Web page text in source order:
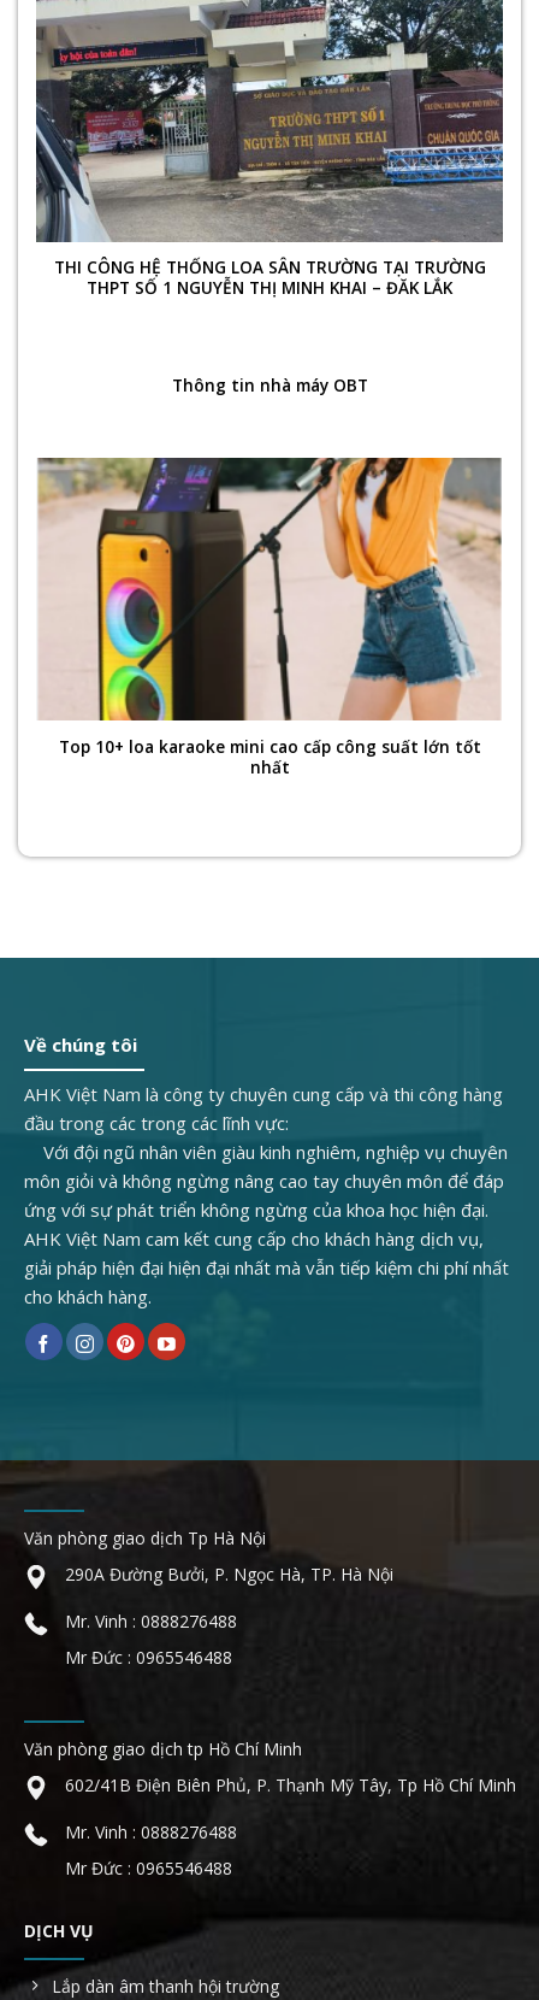
THI CÔNG HỆ THỐNG LOA SÂN TRƯỜNG TẠI TRƯỜNG
THPT SỐ 1 NGUYỄN THỊ MINH KHAI – ĐĂK LẮK
Thông tin nhà máy OBT
Top 10+ loa karaoke mini cao cấp công suất lớn tốt
nhất
Về chúng tôi
AHK Việt Nam là công ty chuyên cung cấp và thi công hàng
đầu trong các trong các lĩnh vực:
Với đội ngũ nhân viên giàu kinh nghiêm, nghiệp vụ chuyên
môn giỏi và không ngừng nâng cao tay chuyên môn để đáp
ứng với sự phát triển không ngừng của khoa học hiện đại.
AHK Việt Nam cam kết cung cấp cho khách hàng dịch vụ,
giải pháp hiện đại hiện đại nhất mà vẫn tiếp kiệm chi phí nhất
cho khách hàng.
Văn phòng giao dịch Tp Hà Nội
290A Đường Bưởi, P. Ngọc Hà, TP. Hà Nội
Mr. Vinh : 0888276488
Mr Đức : 0965546488
Văn phòng giao dịch tp Hồ Chí Minh
602/41B Điện Biên Phủ, P. Thạnh Mỹ Tây, Tp Hồ Chí Minh
Mr. Vinh : 0888276488
Mr Đức : 0965546488
DỊCH VỤ
Lắp dàn âm thanh hội trường